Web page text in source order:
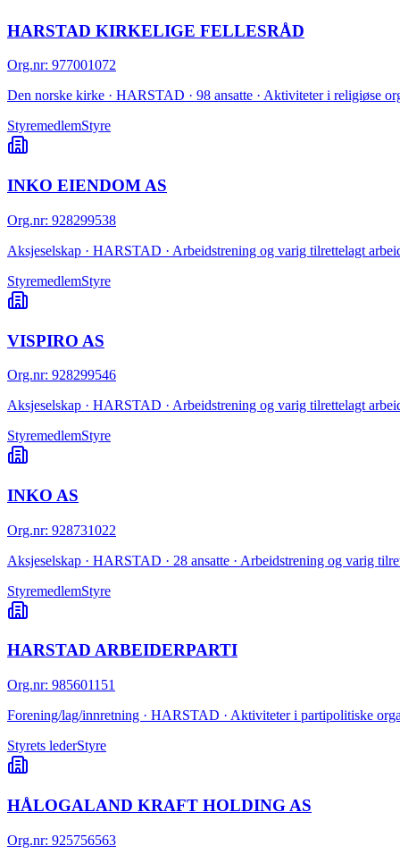
HARSTAD KIRKELIGE FELLESRÅD
Org.nr: 977001072
Den norske kirke · HARSTAD · 98 ansatte · Aktiviteter i religiøse
StyremedlemStyre
INKO EIENDOM AS
Org.nr: 928299538
Aksjeselskap · HARSTAD · Arbeidstrening og varig tilrettelagt
StyremedlemStyre
VISPIRO AS
Org.nr: 928299546
Aksjeselskap · HARSTAD · Arbeidstrening og varig tilrettelagt
StyremedlemStyre
INKO AS
Org.nr: 928731022
Aksjeselskap · HARSTAD · 28 ansatte · Arbeidstrening og varig
StyremedlemStyre
HARSTAD ARBEIDERPARTI
Org.nr: 985601151
Forening/lag/innretning · HARSTAD · Aktiviteter i partipolitiske
Styrets lederStyre
HÅLOGALAND KRAFT HOLDING AS
Org.nr: 925756563